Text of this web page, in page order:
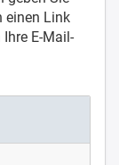
einen Link
E-Mail-